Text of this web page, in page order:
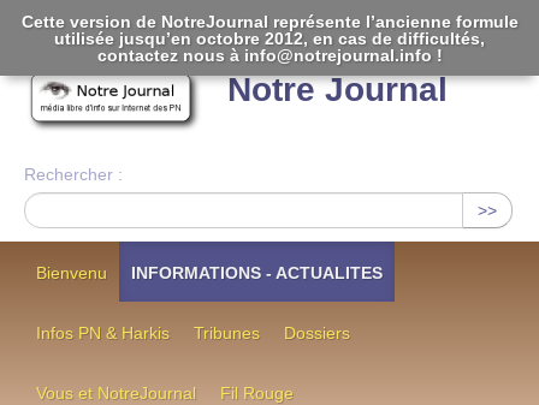
Notre Journal
Rechercher :
>>
Bienvenu INFORMATIONS - ACTUALITES
Infos PN & Harkis Tribunes Dossiers
Vous et NotreJournal Fil Rouge
Cette version de NotreJournal représente l’ancienne formule
utilisée jusqu’en octobre 2012, en cas de difficultés,
contactez nous à info@notrejournal.info !